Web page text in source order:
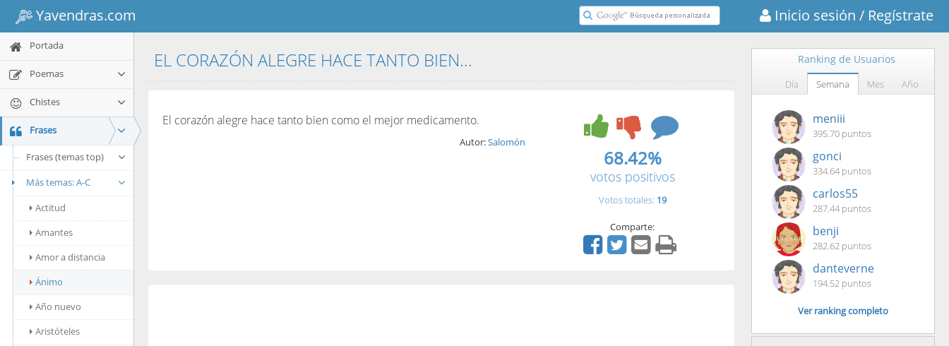
Yavendras.com Inicio sesión / Regístrate
Portada
Poemas
Chistes
Frases
Frases (temas top)
Más temas: A-C
Actitud
Amantes
Amor a distancia
Ánimo
Año nuevo
Aristóteles
EL CORAZÓN ALEGRE HACE TANTO BIEN...
El corazón alegre hace tanto bien como el mejor medicamento.
Autor:Salomón
68.42%
votos positivos
Votos totales: 19
Comparte:
Ranking de Usuarios
Día Semana Mes Año
meniii
395.70 puntos
gonci
334.64 puntos
carlos55
287.44 puntos
benji
282.62 puntos
danteverne
194.52 puntos
Ver ranking completo